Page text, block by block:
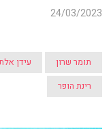
24/03/2023
תומר שרון עידן
רינת הופר